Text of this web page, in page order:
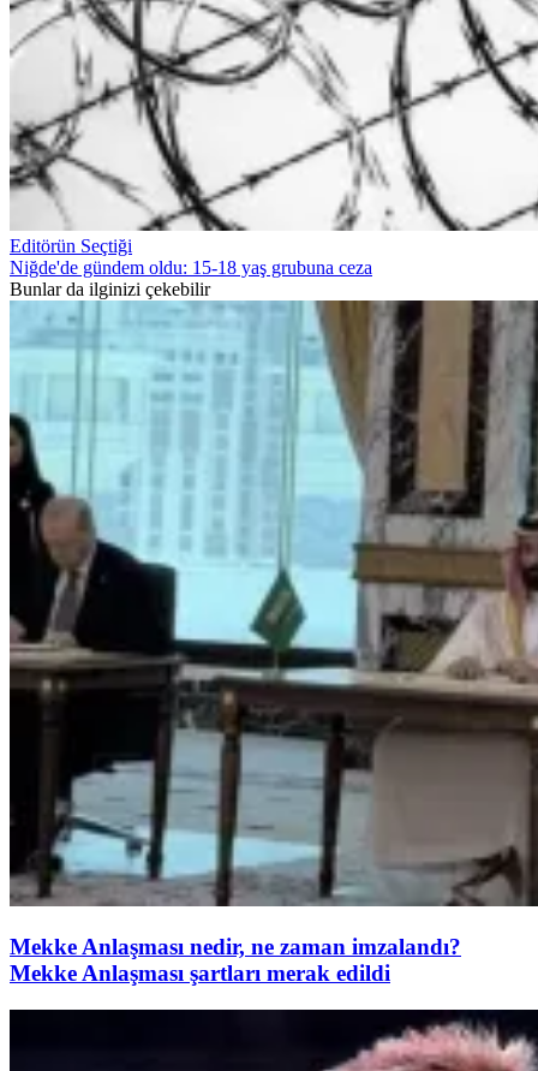
Editörün Seçtiği
Niğde'de gündem oldu: 15-18 yaş grubuna ceza
Bunlar da ilginizi çekebilir
Mekke Anlaşması nedir, ne zaman imzalandı?
Mekke Anlaşması şartları merak edildi